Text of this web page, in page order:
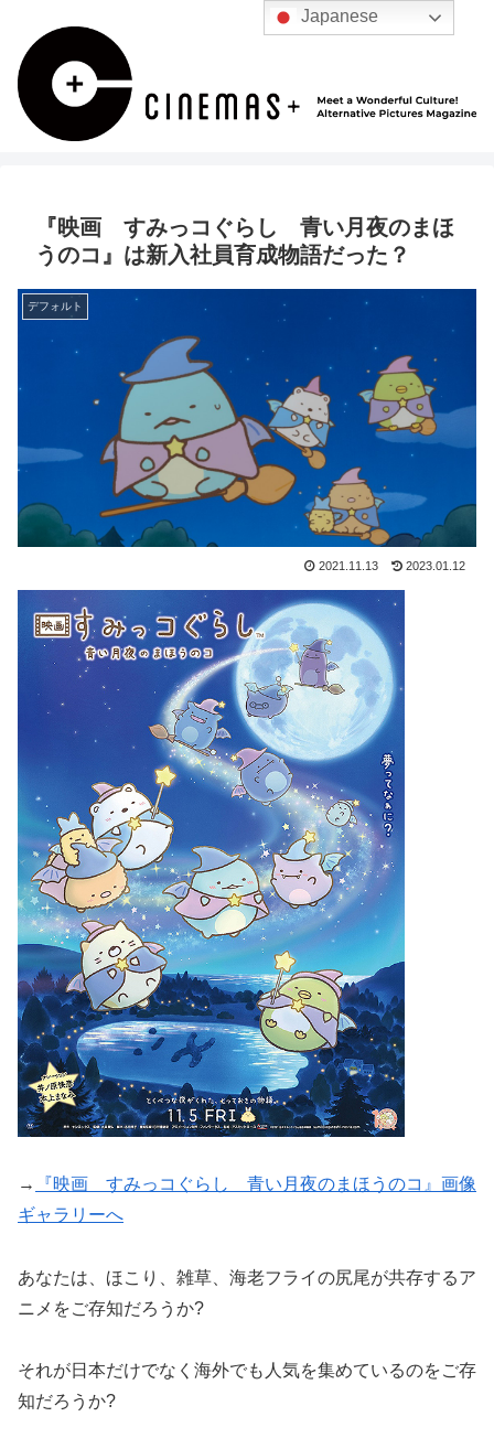
『映画 すみっコぐらし 青い月夜のまほ
うのコ』は新入社員育成物語だった？
デフォルト
2021.11.13 2023.01.12
→
『映画 すみっコぐらし 青い月夜のまほうのコ』画像
ギャラリーへ
あなたは、ほこり、雑草、海老フライの尻尾が共存するア
ニメをご存知だろうか?
それが日本だけでなく海外でも人気を集めているのをご存
知だろうか?
Japanese